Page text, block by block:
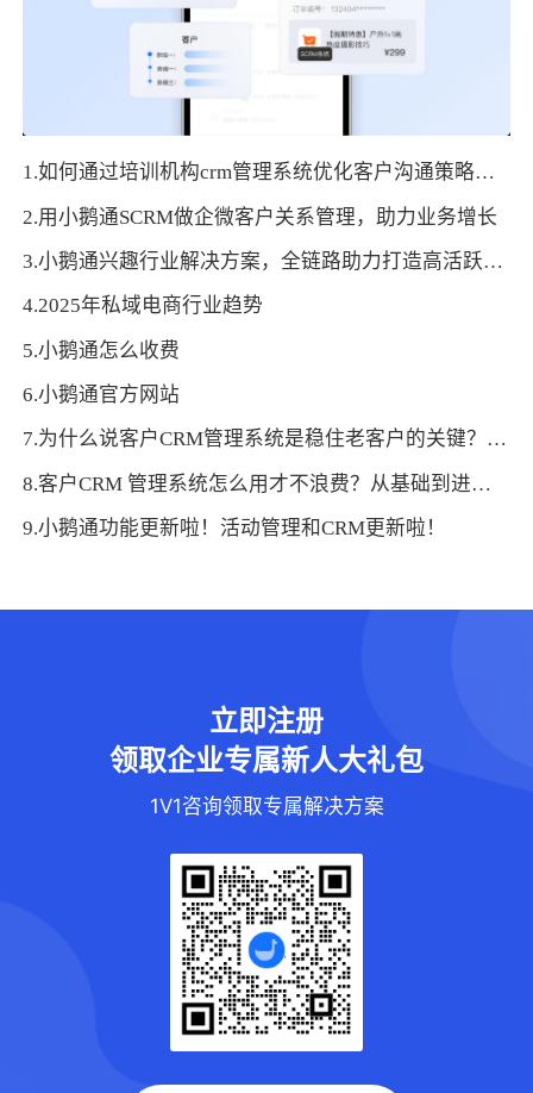
1.如何通过培训机构crm管理系统优化客户沟通策略？话术精进与时机拿捏的双重优化
2.用小鹅通SCRM做企微客户关系管理，助力业务增长
3.小鹅通兴趣行业解决方案，全链路助力打造高活跃用户生态！
4.2025年私域电商行业趋势
5.小鹅通怎么收费
6.小鹅通官方网站
7.为什么说客户CRM管理系统是稳住老客户的关键？答案藏在细节
8.客户CRM 管理系统怎么用才不浪费？从基础到进阶的思路
9.小鹅通功能更新啦！活动管理和CRM更新啦！
立即注册
领取企业专属新人大礼包
1V1咨询领取专属解决方案